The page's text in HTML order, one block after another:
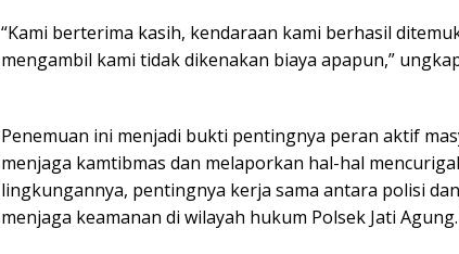
“Kami berterima kasih, kendaraan kami berhasil
mengambil kami tidak dikenakan biaya apapun,”
Penemuan ini menjadi bukti pentingnya peran aktif
menjaga kamtibmas dan melaporkan hal-hal
lingkungannya, pentingnya kerja sama antara polisi
menjaga keamanan di wilayah hukum Polsek Jati Agung.